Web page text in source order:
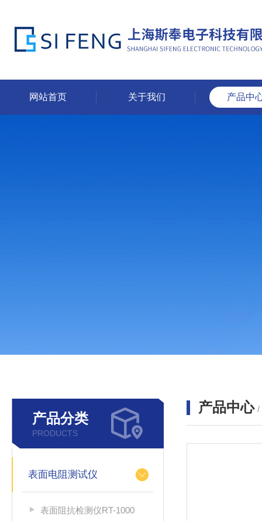
网站首页 关于我们 产品中
产品分类
PRODUCTS
表面电阻测试仪
表面阻抗检测仪RT-1000
产品中心 /